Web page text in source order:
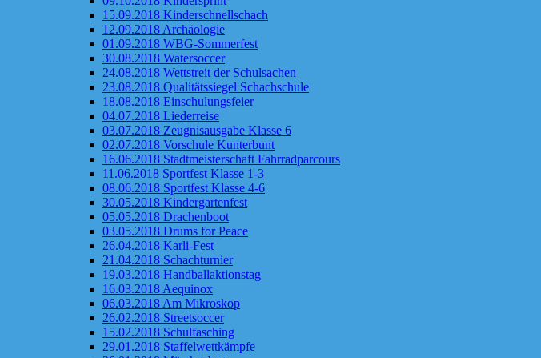
15.09.2018 Kinderschnellschach
12.09.2018 Archäologie
01.09.2018 WBG-Sommerfest
30.08.2018 Watersoccer
24.08.2018 Wettstreit der Schulsachen
23.08.2018 Qualitätssiegel Schachschule
18.08.2018 Einschulungsfeier
04.07.2018 Liederreise
03.07.2018 Zeugnisausgabe Klasse 6
02.07.2018 Vorschule Kunterbunt
16.06.2018 Stadtmeisterschaft Fahrradparcours
11.06.2018 Sportfest Klasse 1-3
08.06.2018 Sportfest Klasse 4-6
30.05.2018 Kindergartenfest
05.05.2018 Drachenboot
03.05.2018 Drums for Peace
26.04.2018 Karli-Fest
21.04.2018 Schachturnier
19.03.2018 Handballaktionstag
16.03.2018 Aequinox
06.03.2018 Am Mikroskop
26.02.2018 Streetsoccer
15.02.2018 Schulfasching
29.01.2018 Staffelwettkämpfe